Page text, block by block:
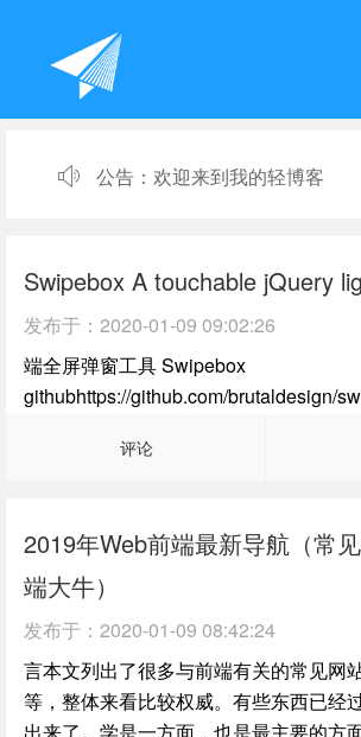
公告： 欢迎来到我的轻博客
Swipebox A touchable jQuery
发布于： 2020-01-09 09:02:26
端全屏弹窗工具 Swipebox
githubhttps://github.com/brutaldesign/
评论
2019年Web前端最新导航（常
端大牛）
发布于： 2020-01-09 08:42:24
言本文列出了很多与前端有关的常见网
等，整体来看比较权威。有些东西已经